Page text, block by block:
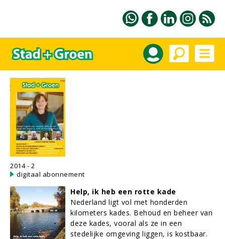
2014 - 2
digitaal abonnement
Help, ik heb een rotte kade
Nederland ligt vol met honderden
kilometers kades. Behoud en beheer van
deze kades, vooral als ze in een
stedelijke omgeving liggen, is kostbaar.